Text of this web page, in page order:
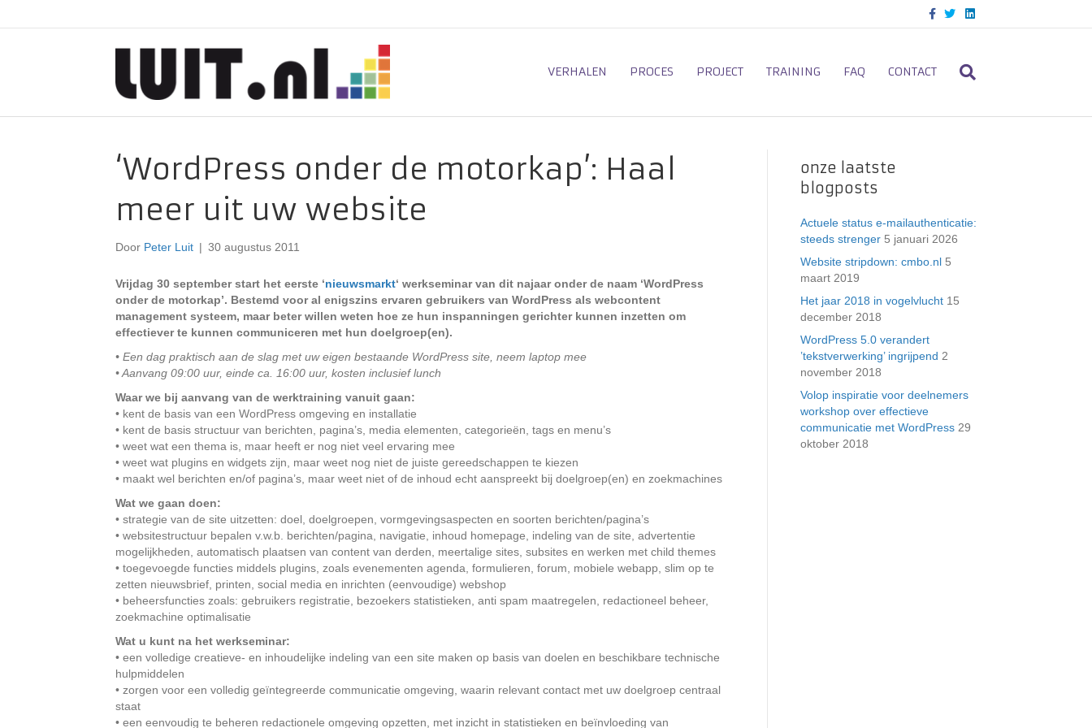
c
o
o
T
i
e
L
n
d
VERHALEN PROCES PROJECT TRAINING FAQ CONTACT
‘WordPress onder de motorkap’: Haal
meer uit uw website
Door Peter Luit | 30 augustus 2011
Vrijdag 30 september start het eerste ‘nieuwsmarkt‘ werkseminar van dit najaar onder de naam ‘WordPress
onder de motorkap’. Bestemd voor al enigszins ervaren gebruikers van WordPress als webcontent
management systeem, maar beter willen weten hoe ze hun inspanningen gerichterkunnen inzetten om
effectiever te kunnen communiceren met hun doelgroep(en).
• Een dag praktisch aan de slag met uw eigen bestaande WordPress site, neem laptop mee
• Aanvang 09:00 uur, einde ca. 16:00 uur, kosten inclusief lunch
Waar we bij aanvang van de werktraining vanuit gaan:
• kent de basis van een WordPress omgeving en installatie
• kent de basis structuur van berichten, pagina’s, media elementen, categorieën, tags en menu’s
• weet wat een thema is, maar heeft er nog niet veel ervaring mee
• weet wat plugins en widgets zijn, maar weet nog niet de juiste gereedschappen te kiezen
• maakt wel berichten en/of pagina’s, maar weet niet of de inhoud echt aanspreekt bij doelgroep(en) en zoekmachines
Wat we gaan doen:
• strategie van de site uitzetten: doel, doelgroepen, vormgevingsaspecten en soorten berichten/pagina’s
• websitestructuur bepalen v.w.b. berichten/pagina, navigatie, inhoud homepage, indeling van de site, advertentie
mogelijkheden, automatisch plaatsen van content van derden, meertalige sites, subsites en werken met child themes
• toegevoegde functies middels plugins, zoals evenementen agenda, formulieren, forum, mobiele webapp, slim op te
zetten nieuwsbrief, printen, social media en inrichten (eenvoudige) webshop
• beheersfuncties zoals: gebruikers registratie, bezoekers statistieken, anti spam maatregelen, redactioneel beheer,
zoekmachine optimalisatie
Wat u kunt na het werkseminar:
• een volledige creatieve- en inhoudelijke indeling van een site maken op basis van doelen en beschikbare technische
hulpmiddelen
• zorgen voor een volledig geïntegreerde communicatie omgeving, waarin relevant contact met uw doelgroep centraal
staat
• een eenvoudig te beheren redactionele omgeving opzetten, met inzicht in statistieken en beïnvloeding van
onze laatste
blogposts
Actuele status e-mailauthenticatie:
steeds strenger 5 januari 2026
Website stripdown: cmbo.nl 5
maart 2019
Het jaar 2018 in vogelvlucht 15
december 2018
WordPress 5.0 verandert
’tekstverwerking’ ingrijpend 2
november 2018
Volop inspiratie voor deelnemers
workshop over effectieve
communicatie met WordPress 29
oktober 2018